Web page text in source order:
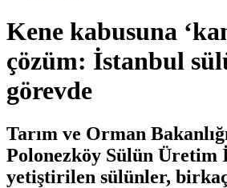
Kene kabusuna
çözüm: İstanbul
görevde
Tarım ve Orman
Polonezköy Sülün Üretim
yetiştirilen sülünler,